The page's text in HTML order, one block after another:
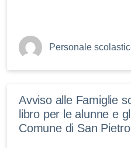
Personale
Avviso alle Famiglie
libro per le alunne e
Comune di San